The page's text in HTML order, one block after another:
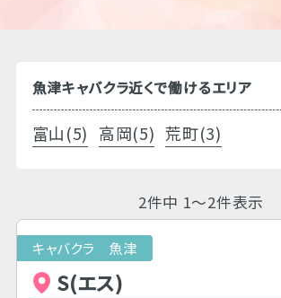
魚津キャバクラ近くで働けるエリア
富山(5) 高岡(5) 荒町(3)
2件中 1～2件表示
キャバクラ 魚津
S(エス)